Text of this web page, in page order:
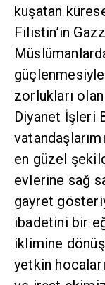
kuşatan
Filistin’in
zorlukları
Diyanet İşleri
en güzel
evlerine sağ
gayret
ibadetini bir
iklimine
yetkin